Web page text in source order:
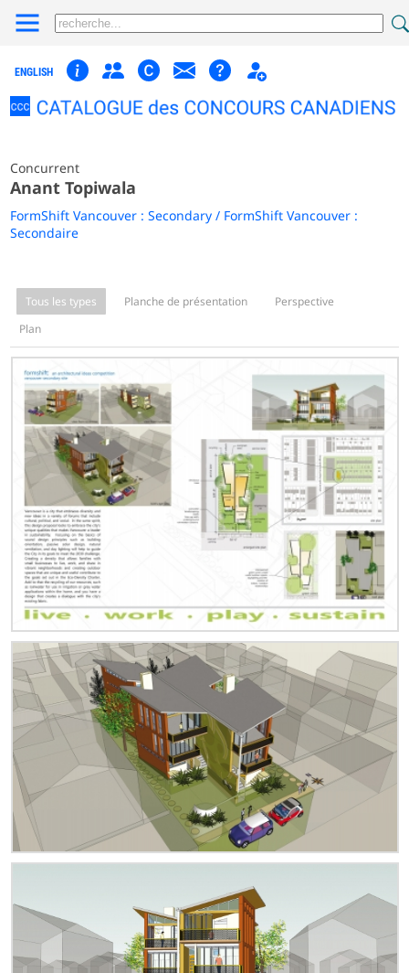
ENGLISH
Concurrent
Anant Topiwala
FormShift Vancouver : Secondary / FormShift Vancouver :
Secondaire
Tous les types Planche de présentation
Perspective
Plan